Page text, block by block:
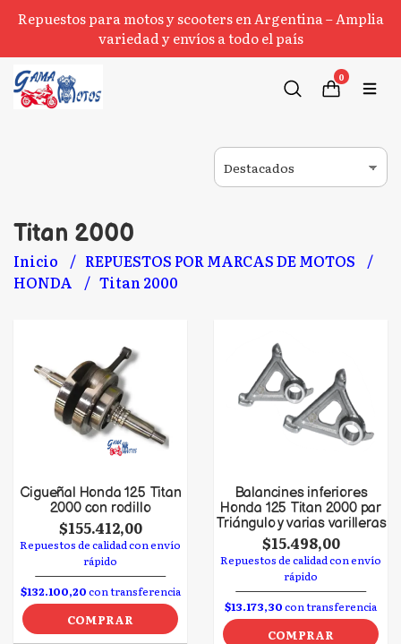
Repuestos para motos y scooters en Argentina – Amplia
variedad y envíos a todo el país
0
Titan 2000
Inicio
REPUESTOS POR MARCAS DE MOTOS
HONDA
Titan 2000
Cigueñal Honda 125 Titan
2000 con rodillo
$155.412,00
Repuestos de calidad con envío
rápido
$132.100,20con transferencia
COMPRAR
Balancines inferiores
Honda 125 Titan 2000 par
Triángulo y varias varilleras
$15.498,00
Repuestos de calidad con envío
rápido
$13.173,30con transferencia
COMPRAR